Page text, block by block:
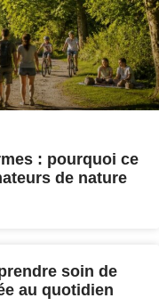
: pourquoi ce
de nature
soin de
au quotidien